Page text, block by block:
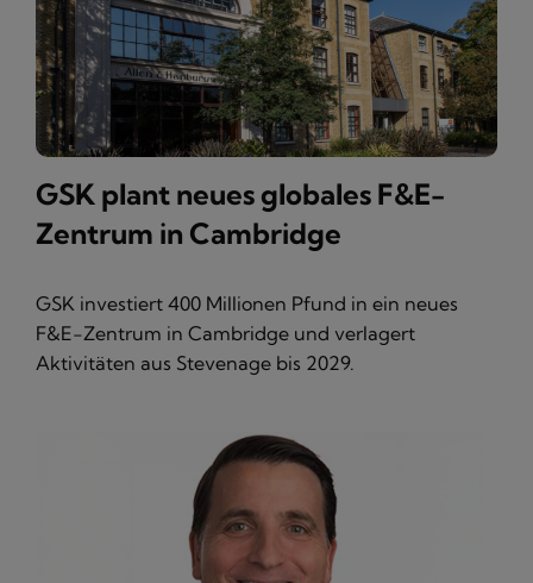
GSK plant neues globales F&E-
Zentrum in Cambridge
GSK investiert 400 Millionen Pfund in ein neues
F&E-Zentrum in Cambridge und verlagert
Aktivitäten aus Stevenage bis 2029.